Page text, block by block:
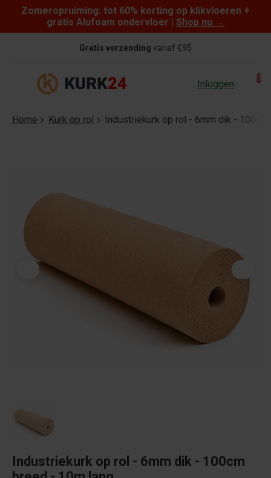
Skip to content
Zomeropruiming: tot 60% korting op klikvloeren +
gratis Alufoam ondervloer | Shop nu →
Gratis verzending vanaf €95
Inloggen 0
Home Kurk op rol Industriekurk op rol - 6mm dik -
Industriekurk op rol - 6mm dik - 100cm